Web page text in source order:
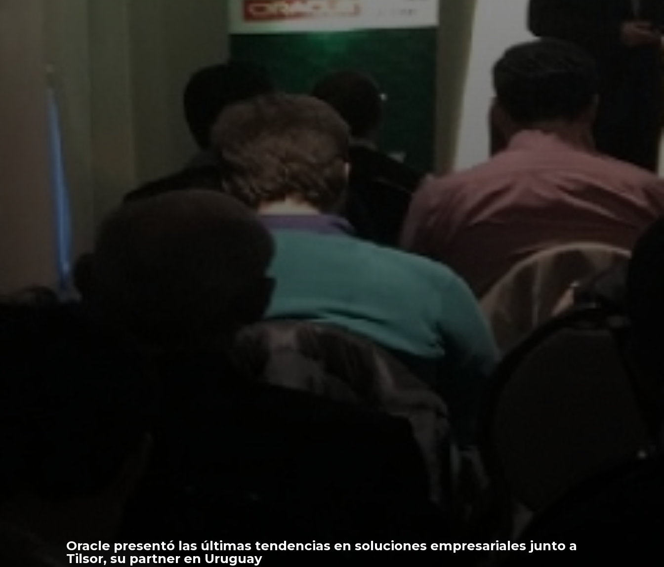
Oracle presentó las últimas tendencias en soluciones empresariales junto a
Tilsor, su partner en Uruguay